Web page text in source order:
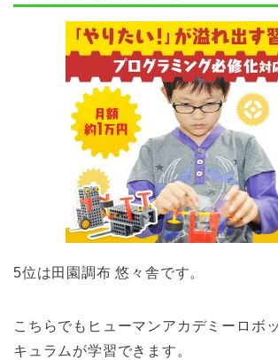
5位は田園調布 悠々舎です。
こちらでもヒューマンアカデミーロボ
キュラムが学習できます。